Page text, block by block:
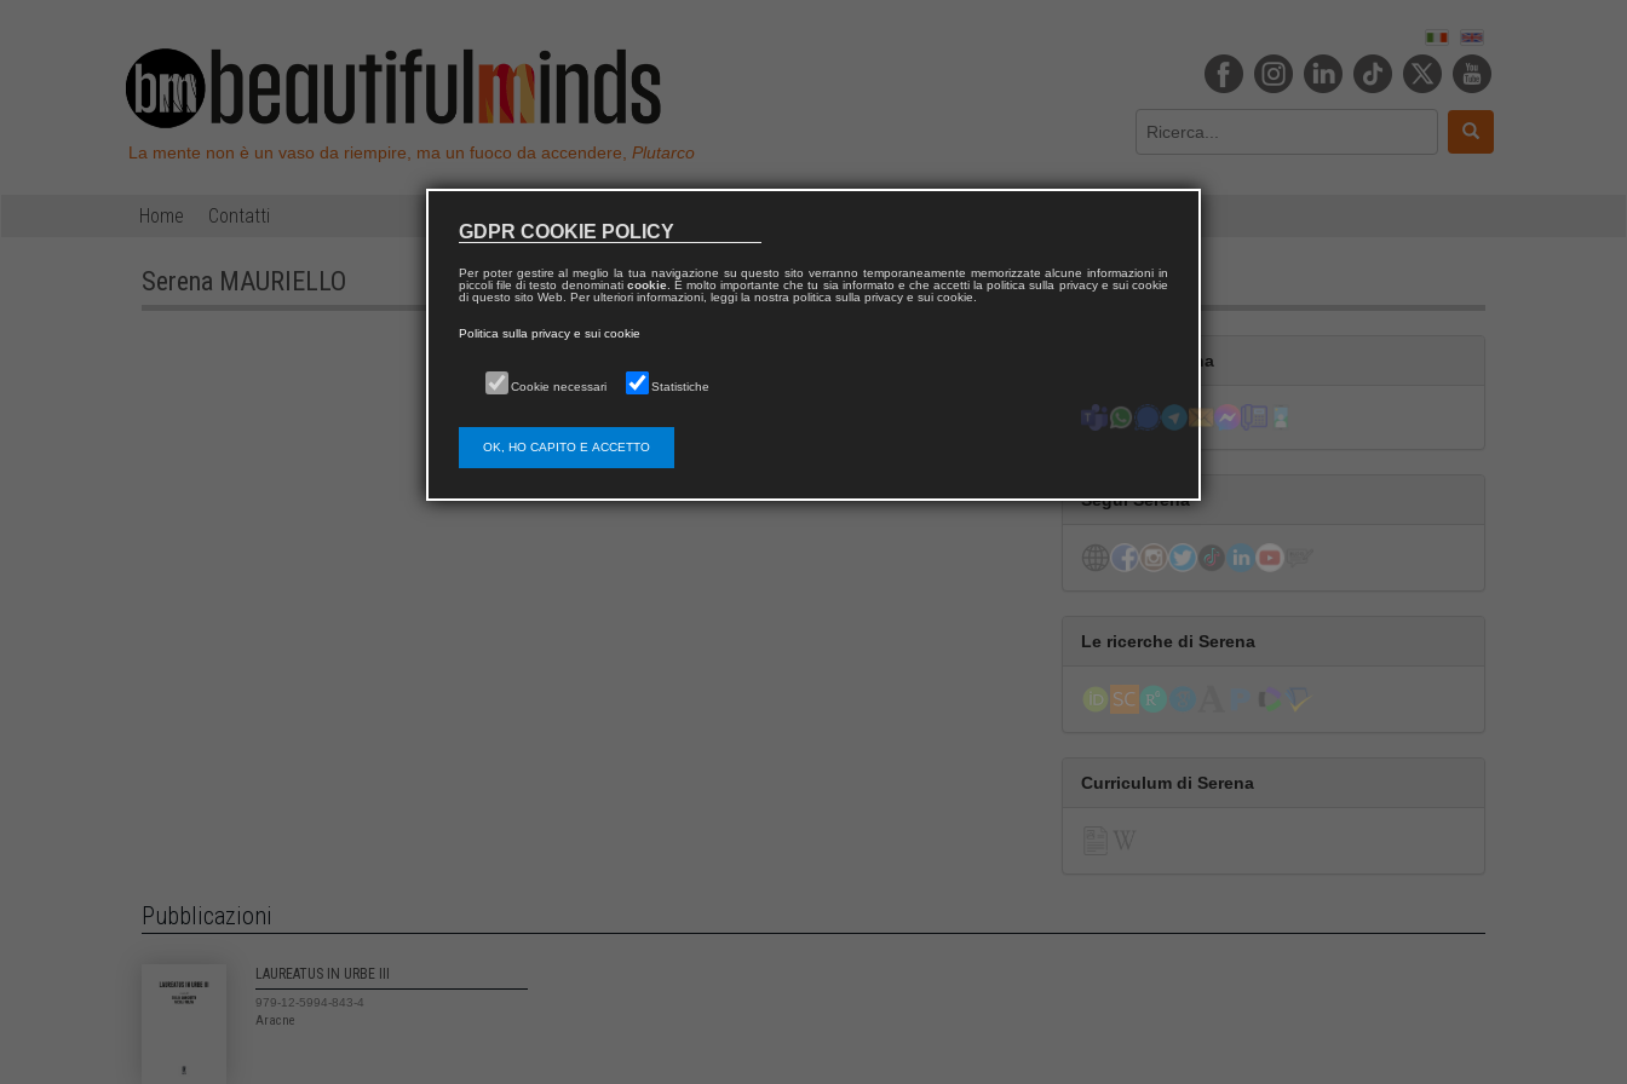
La mente non è un vaso da riempire, ma un fuoco da accendere, Plutarco
Home Contatti
Serena MAURIELLO
Contatta Serena
Segui Serena
Le ricerche di Serena
Curriculum di Serena
Pubblicazioni
LAUREATUS IN URBE III
979-12-5994-843-4
Aracne
GDPR COOKIE POLICY
Per poter gestire al meglio la tua navigazione su questo sito verranno temporaneamente memorizzate alcune informazioni in
piccoli file di testo denominati cookie. È molto importante che tu sia informato e che accetti la politica sulla privacy e sui cookie
di questo sito Web. Per ulteriori informazioni, leggi la nostra politica sulla privacy e sui cookie.
Politica sulla privacy e sui cookie
Cookie necessari Statistiche
OK, HO CAPITO E ACCETTO